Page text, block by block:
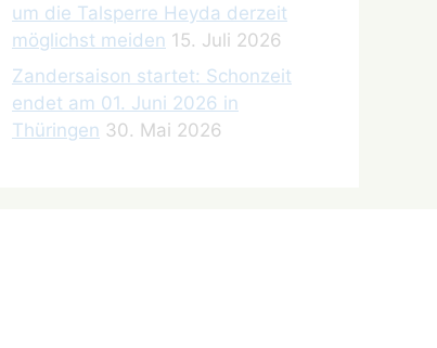
um die Talsperre Heyda derzeit
möglichst meiden 15. Juli 2026
Zandersaison startet: Schonzeit
endet am 01. Juni 2026 in
Thüringen 30. Mai 2026